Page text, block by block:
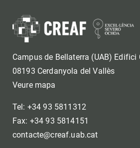
Campus de Bellaterra (UAB) Edifici
08193 Cerdanyola del Vallès
Veure mapa
Tel: +34 93 5811312
Fax: +34 93 5814151
contacte@creaf.uab.cat